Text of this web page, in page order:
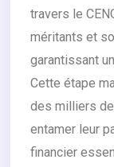
travers le
méritants et
garantissant
Cette étape
des milliers
entamer leur
financier